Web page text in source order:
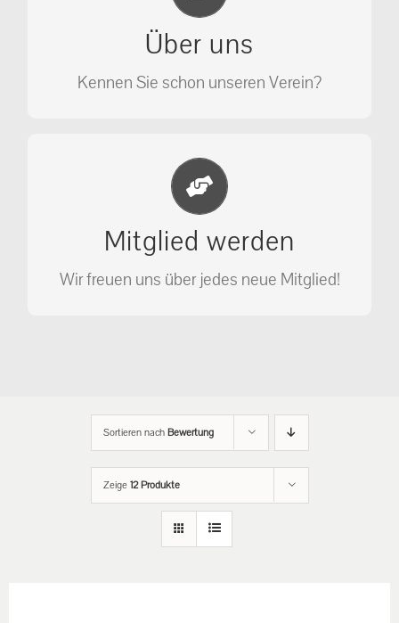
Über uns
Kennen Sie schon unseren Verein?
Wir sehen nicht weg, wir retten!
Mitglied werden
Wir freuen uns über jedes neue Mitglied!
Jetzt Mitglied werden
Unterstützen Sie unseren Verein als
Mitglied.
MITGLIED WERDEN
Sortieren nach Bewertung
Zeige 12 Produkte